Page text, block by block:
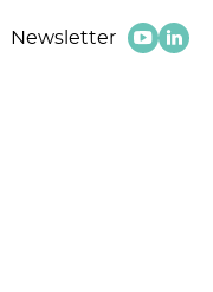
Newsletter